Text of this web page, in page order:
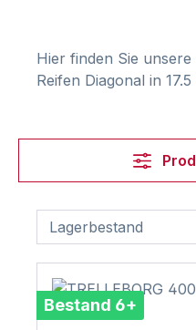
Hier finden Sie
Reifen Diagonal in 17.5
Bestand 6+